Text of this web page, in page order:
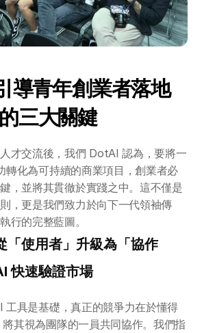
導青年創業者落地
三大關鍵
才交流後，我們 DotAI 認為，要將一
轉化為可持續的商業項目，創業者必
，並將其貫徹於實踐之中。這不僅是
，更是我們致力於向下一代領袖傳
行的完整藍圖。
快速驗證市場
工具是基礎，真正的競爭力在於懂得
將其視為團隊的一員共同協作。我們指